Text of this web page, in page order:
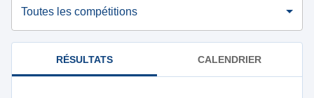
Toutes les compétitions
RÉSULTATS CALENDRIER